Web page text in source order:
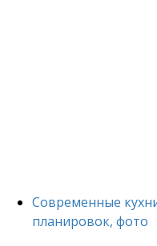
Современные
планировок, фото